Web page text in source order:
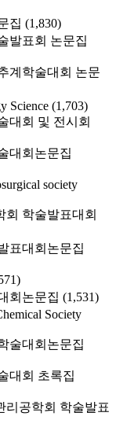
집 (1,830)
발표회 논문집
계학술대회 논문
Science (1,703)
대회 및 전시회
대회논문집
society
회 학술발표대회
표대회논문집
회논문집 (1,531)
Society
술대회논문집
대회 초록집
리공학회 학술발표